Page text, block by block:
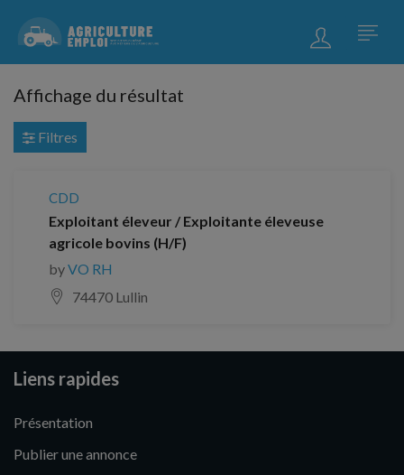
Affichage du résultat
Filtres
CDD
Exploitant éleveur / Exploitante éleveuse
agricole bovins (H/F)
byVO RH
74470 Lullin
Liens rapides
Présentation
Publier une annonce